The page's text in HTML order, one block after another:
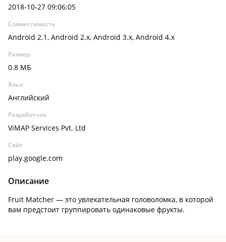
2018-10-27 09:06:05
Совместимость
Android 2.1, Android 2.x, Android 3.x, Android 4.x
Размер
0.8 МБ
Язык
Английский
Разработчик
ViMAP Services Pvt. Ltd
Сайт
play.google.com
Описание
Fruit Matcher — это увлекательная головоломка, в которой
вам предстоит группировать одинаковые фрукты.